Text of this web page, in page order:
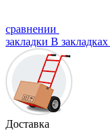
сравнении
закладки В закладках
Доставка